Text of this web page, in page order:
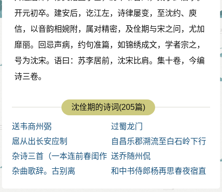
情，却偏要处处说月；字字是写月，却又笔笔见人。短
短十个字，内涵极为丰富，既写出了夫妇分离的现在，
也触及到了夫妇团聚的过去；既轮廓鲜明地画出了异地
同视一轮明月的一幅月下相思图，也使人联想起夫妇相
处时的月下双照的动人景象。通过暗寓着对比的画面，
诗人不露声色地写出闺中人和征夫相互思念的绵邈深
情。见月怀人是我国古典诗歌的传统表现手法，而这里
只写月不写人，意象反而更丰富生动。这“闺里月”既是思
妇的眼中月，又是征人的眼中月，既有千里共婵娟之
意，又有思妇心神飞度，想见征人之意。诗意双关，征
夫、思妇相思之情之景俱在其中，显得清新别致。
开元初卒。建安后，讫江左，诗律屡变，至沈约、庾
信，以音韵相婉附，属对精密，及佺期与宋之问，尤加
靡丽。回忌声病，约句准篇，如锦绣成文，学者宗之，
号为沈宋。语曰：苏李居前，沈宋比肩。集十卷，今编
诗三卷。
沈佺期的诗词(205篇)
送韦商州弼
过蜀龙门
扈从出长安应制
自昌乐郡溯流至白石岭下行
入郴州
杂诗三首（一本连前春闺作
杂诗四首）
送乔随州侃
杂曲歌辞。古别离
和中书侍郎杨再思春夜宿直